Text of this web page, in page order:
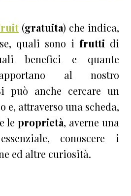
(gratuita) che indica,
quali sono i frutti di
benefici e quante
al nostro
può anche cercare un
e, attraverso una scheda,
le proprietà, averne una
conoscere i
ed altre curiosità.